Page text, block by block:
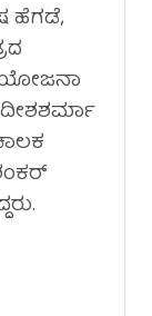
ಹೆಗಡೆ,
ಯೋಜನಾ